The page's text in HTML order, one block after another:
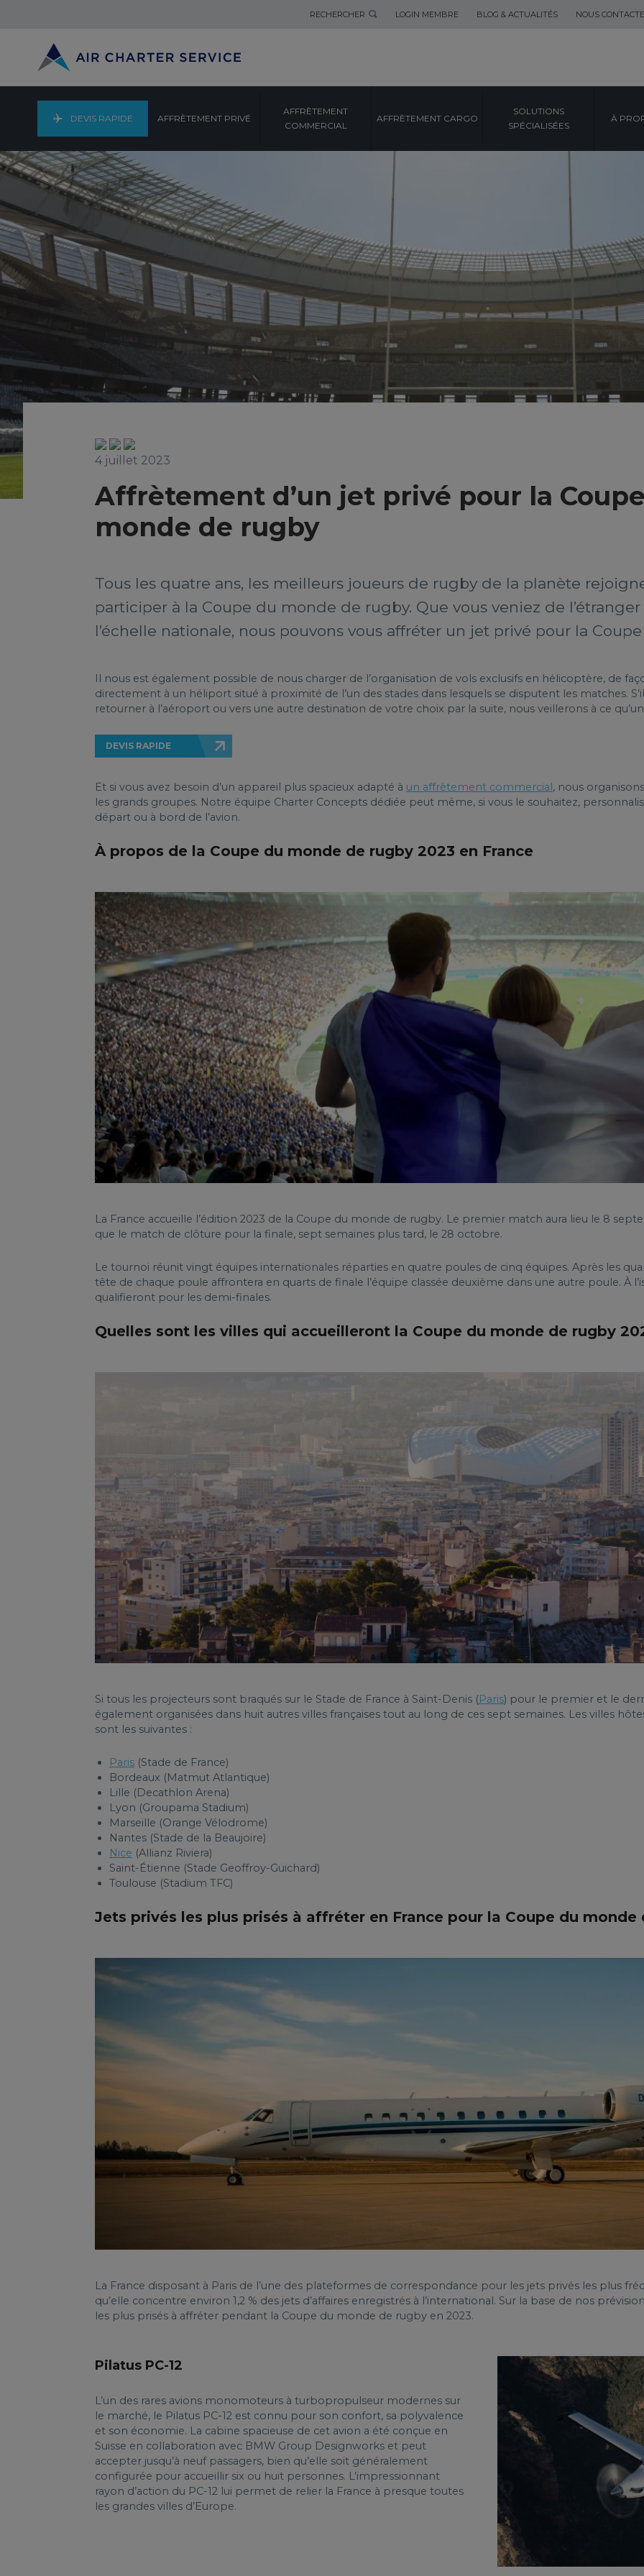
RECHERCHER LOGIN MEMBRE BLOG & ACTUALITÉS NOUS
DEVIS RAPIDE AFFRÈTEMENT PRIVÉ
AFFRÈTEMENT
COMMERCIAL
AFFRÈTEMENT CARGO
SOLUTIONS
SPÉCIALISÉES
À
4 juillet 2023
Affrètement d’un jet privé pour la
monde de rugby
Tous les quatre ans, les meilleurs joueurs de rugby de la planète
participer à la Coupe du monde de rugby. Que vous veniez de
l’échelle nationale, nous pouvons vous affréter un jet privé pour la
Il nous est également possible de nous charger de l’organisation de vols exclusifs en hélicoptère, de
directement à un héliport situé à proximité de l’un des stades dans lesquels se disputent les matches.
retourner à l’aéroport ou vers une autre destination de votre choix par la suite, nous veillerons à ce
DEVIS RAPIDE
Et si vous avez besoin d’un appareil plus spacieux adapté à un affrètement commercial, nous
les grands groupes. Notre équipe Charter Concepts dédiée peut même, si vous le souhaitez,
départ ou à bord de l’avion.
À propos de la Coupe du monde de rugby 2023 en France
La France accueille l’édition 2023 de la Coupe du monde de rugby. Le premier match aura lieu le 8
que le match de clôture pour la finale, sept semaines plus tard, le 28 octobre.
Le tournoi réunit vingt équipes internationales réparties en quatre poules de cinq équipes. Après les
tête de chaque poule affrontera en quarts de finale l’équipe classée deuxième dans une autre poule. À
qualifieront pour les demi-finales.
Quelles sont les villes qui accueilleront la Coupe du monde de rugby
Si tous les projecteurs sont braqués sur le Stade de France à Saint-Denis (Paris) pour le premier et le
également organisées dans huit autres villes françaises tout au long de ces sept semaines. Les villes
sont les suivantes :
Paris (Stade de France)
Bordeaux (Matmut Atlantique)
Lille (Decathlon Arena)
Lyon (Groupama Stadium)
Marseille (Orange Vélodrome)
Nantes (Stade de la Beaujoire)
Nice (Allianz Riviera)
Saint-Étienne (Stade Geoffroy-Guichard)
Toulouse (Stadium TFC)
Jets privés les plus prisés à affréter en France pour la Coupe du monde
La France disposant à Paris de l’une des plateformes de correspondance pour les jets privés les plus
qu’elle concentre environ 1,2 % des jets d’affaires enregistrés à l’international. Sur la base de nos
les plus prisés à affréter pendant la Coupe du monde de rugby en 2023.
Pilatus PC-12
L’un des rares avions monomoteurs à turbopropulseur modernes sur
le marché, le Pilatus PC-12 est connu pour son confort, sa polyvalence
et son économie. La cabine spacieuse de cet avion a été conçue en
Suisse en collaboration avec BMW Group Designworks et peut
accepter jusqu’à neuf passagers, bien qu’elle soit généralement
configurée pour accueillir six ou huit personnes. L’impressionnant
rayon d’action du PC-12 lui permet de relier la France à presque toutes
les grandes villes d’Europe.